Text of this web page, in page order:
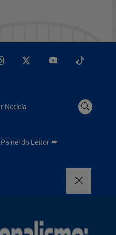
Notícia
Painel do Leitor